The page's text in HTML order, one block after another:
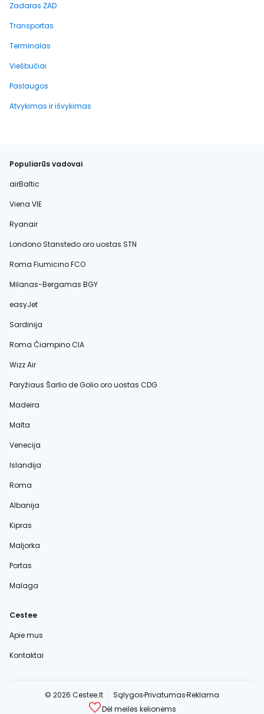
Zadaras ZAD
Transportas
Terminalas
Viešbučiai
Paslaugos
Atvykimas ir išvykimas
Populiarūs vadovai
airBaltic
Viena VIE
Ryanair
Londono Stanstedo oro uostas STN
Roma Fiumicino FCO
Milanas-Bergamas BGY
easyJet
Sardinija
Roma Čiampino CIA
Wizz Air
Paryžiaus Šarlio de Golio oro uostas CDG
Madeira
Malta
Venecija
Islandija
Roma
Albanija
Kipras
Maljorka
Portas
Malaga
Cestee
Apie mus
Kontaktai
© 2026 Cestee.lt SąlygosPrivatumasReklama
Dėl meilės kelionėms